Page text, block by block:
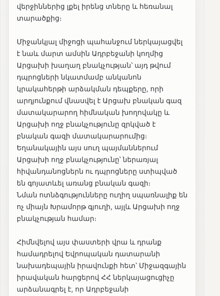
վերջիններից լքել իրենց տները և հեռանալ
տարածքից։
Միջանկյալ միջոցի պահանջում ներկայացվել
է նաև մարտ ամսին Ադրբեջանի կողմից
Արցախի խաղաղ բնակչության՝ այդ թվում
դպրոցների նկատմամբ անկանոն
կրակահերթի արձակման դեպքերը, որի
արդյունքում վնասվել է Արցախ բնական գազ
մատակարարող հիմնական խողովակը և
Արցախի ողջ բնակչությունը զրկված է
բնական գազի մատակարարումից։
Եղանակային այս սուղ պայմաններում
Արցախի ողջ բնակչությունը՝ ներառյալ
հիվանդանոցներն ու դպրոցները ստիպված
են գոյատևել առանց բնական գազի։
Նման ոտնձգությունները ուղիղ սպառնալիք են
ոչ միայն Խրամորթ գյուղի, այլև Արցախի ողջ
բնակչության համար։
Հիմնվելով այս փաստերի վրա և դրանք
համադրելով Եվրոպական դատարանի
նախադեպային իրավունքի հետ՝ Միջազգային
իրավական հարցերով ՀՀ ներկայացուցիչը
արձանագրել է, որ Ադրբեջանի